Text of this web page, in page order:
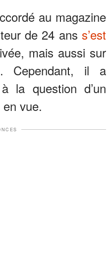
au magazine
de 24 ans s’est
mais aussi sur
Cependant, il a
la question d’un
vue.